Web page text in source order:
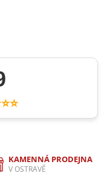
KAMENNÁ PRODEJNA
V OSTRAVĚ